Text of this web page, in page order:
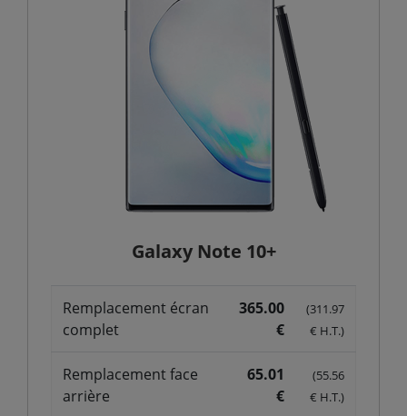
Galaxy Note 10+
Remplacement écran
complet
365.00
€
(311.97
€ H.T.)
Remplacement face
arrière
65.01
€
(55.56
€ H.T.)